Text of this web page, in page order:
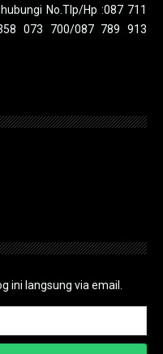
No.Tlp/Hp :087 711
073 700/087 789 913
ini langsung via email.